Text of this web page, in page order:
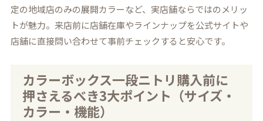
定の地域店のみの展開カラーなど、実店舗ならではのメリッ
トが魅力。来店前に店舗在庫やラインナップを公式サイトや
店舗に直接問い合わせて事前チェックすると安心です。
カラーボックス一段ニトリ購入前に
押さえるべき3大ポイント（サイズ・
カラー・機能）